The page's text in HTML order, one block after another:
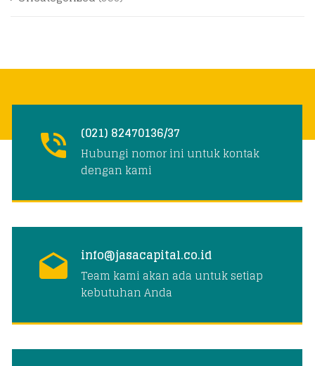
(021) 82470136/37
Hubungi nomor ini untuk kontak
dengan kami
info@jasacapital.co.id
Team kami akan ada untuk setiap
kebutuhan Anda